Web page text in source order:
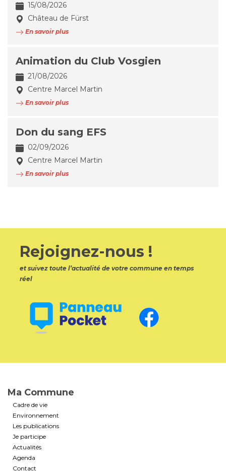
15/08/2026
Château de Fürst
En savoir plus
Animation du Club Vosgien
21/08/2026
Centre Marcel Martin
En savoir plus
Don du sang EFS
02/09/2026
Centre Marcel Martin
En savoir plus
Rejoignez-nous !
et suivez toute l’actualité de votre commune en temps
réel
Ma Commune
Cadre de vie
Environnement
Les publications
Je participe
Actualités
Agenda
Contact